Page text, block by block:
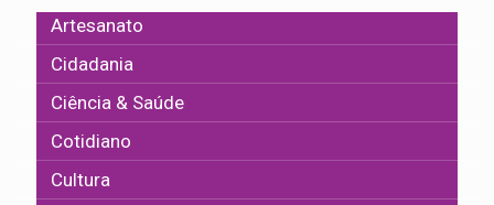
Artesanato
Cidadania
Ciência & Saúde
Cotidiano
Cultura